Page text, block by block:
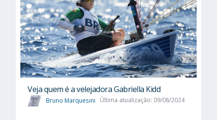
Veja quem é a velejadora Gabriella Kidd
Bruno Marquesini Última atualização: 09/08/2024